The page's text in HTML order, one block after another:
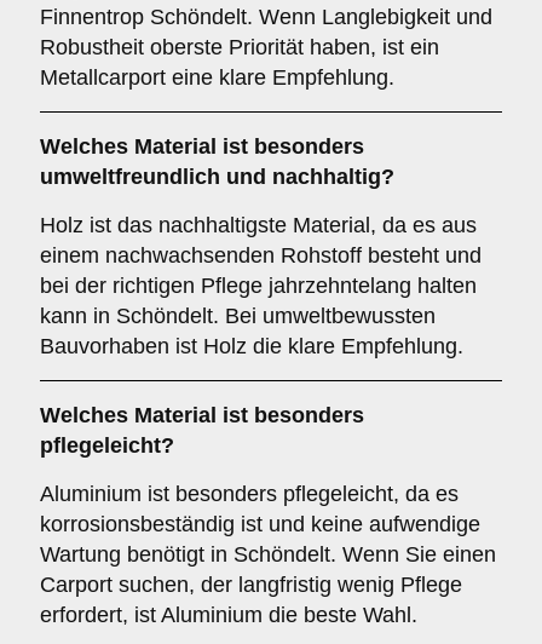
Finnentrop Schöndelt. Wenn Langlebigkeit und
Robustheit oberste Priorität haben, ist ein
Metallcarport eine klare Empfehlung.
Welches Material ist besonders
umweltfreundlich und nachhaltig?
Holz ist das nachhaltigste Material, da es aus
einem nachwachsenden Rohstoff besteht und
bei der richtigen Pflege jahrzehntelang halten
kann in Schöndelt. Bei umweltbewussten
Bauvorhaben ist Holz die klare Empfehlung.
Welches Material ist besonders
pflegeleicht?
Aluminium ist besonders pflegeleicht, da es
korrosionsbeständig ist und keine aufwendige
Wartung benötigt in Schöndelt. Wenn Sie einen
Carport suchen, der langfristig wenig Pflege
erfordert, ist Aluminium die beste Wahl.